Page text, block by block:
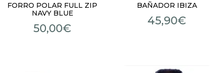
FORRO POLAR FULL ZIP
NAVY BLUE
50,00€
BAÑADOR IBIZA
45,90€